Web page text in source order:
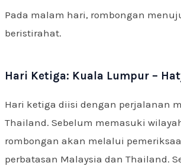
Pada malam hari, rombongan
beristirahat.
Hari Ketiga: Kuala Lumpur –
Hari ketiga diisi dengan perjalanan
Thailand. Sebelum memasuki
rombongan akan melalui
perbatasan Malaysia dan Thailand.